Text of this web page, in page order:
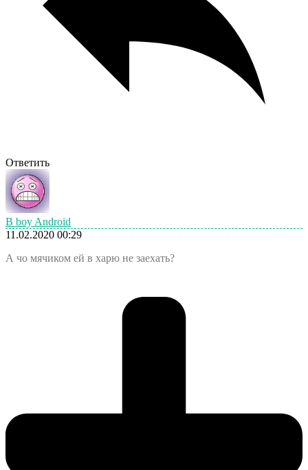
Ответить
B boy Android
11.02.2020 00:29
А чо мячиком ей в харю не заехать?